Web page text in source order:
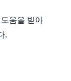
움을 받아
.